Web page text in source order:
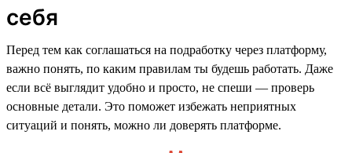
себя
Перед тем как соглашаться на подработку через платформу,
важно понять, по каким правилам ты будешь работать. Даже
если всё выглядит удобно и просто, не спеши — проверь
основные детали. Это поможет избежать неприятных
ситуаций и понять, можно ли доверять платформе.